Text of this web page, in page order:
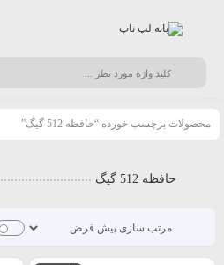
محصولات برچسب خورده “حافظه 512 گیگ”
حافظه 512 گیگ